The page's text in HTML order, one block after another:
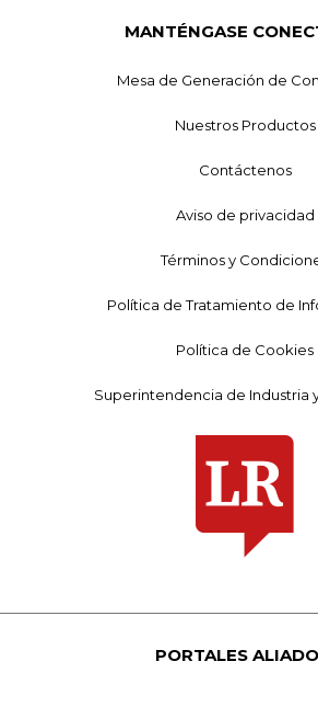
MANTÉNGASE
Mesa de Generación de
Nuestros Productos
Contáctenos
Aviso de privacidad
Términos y
Política de Tratamiento de
Política de Cookies
Superintendencia de Industria
PORTALES